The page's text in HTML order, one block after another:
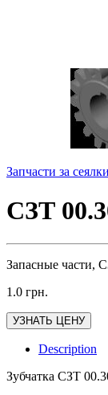
Запчасти за
СЗТ
Запасные части,
1.0 грн.
УЗНАТЬ ЦЕНУ
Description
Зубчатка СЗТ